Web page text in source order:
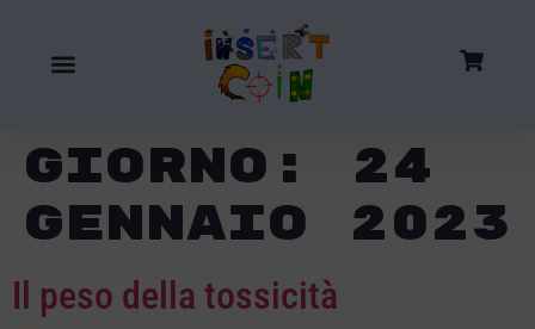
Giorno: 24
Gennaio 2023
Il peso della tossicità